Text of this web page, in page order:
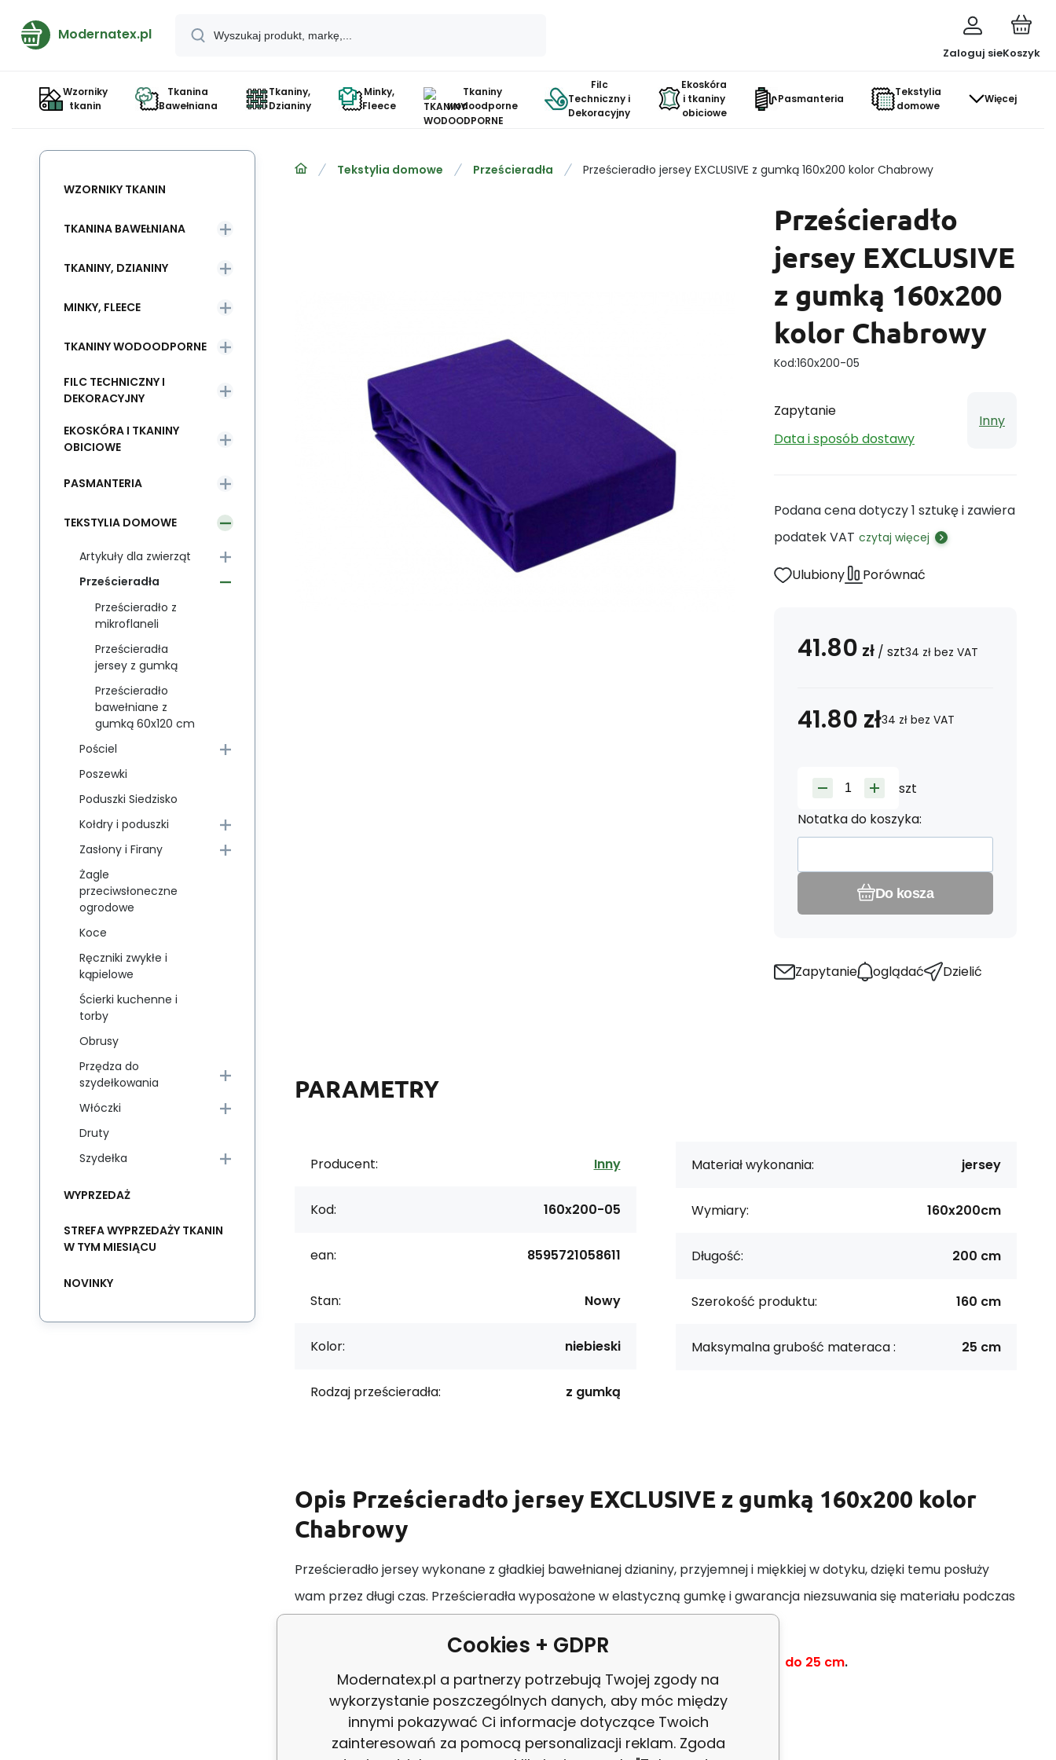
Modernatex.pl
Zaloguj sieKoszyk
Wzorniky
tkanin
Tkanina
Bawełniana
Tkaniny,
Dzianiny
Minky,
Fleece
Tkaniny
wodoodporne
Filc
Techniczny i
Dekoracyjny
Ekoskóra
i tkaniny
obiciowe
Pasmanteria
Tekstylia
domowe
Więcej
Tekstylia domowe Prześcieradła Prześcieradło jersey EXCLUSIVE z gumką 160x200 kolor Chabrowy
Prześcieradło
jersey EXCLUSIVE
z gumką 160x200
kolor Chabrowy
Kod:160x200-05
Zapytanie
Data i sposób dostawy
Inny
Podana cena dotyczy 1 sztukę i zawiera
podatek VAT czytaj więcej
Ulubiony Porównać
41.80 zł / szt34 zł bez VAT
41.80 zł34 zł bez VAT
szt
Notatka do koszyka:
Do kosza
Zapytanie oglądać Dzielić
PARAMETRY
Producent: Inny
Kod: 160x200-05
ean: 8595721058611
Stan: Nowy
Kolor: niebieski
Rodzaj prześcieradła: z gumką
Materiał wykonania: jersey
Wymiary: 160x200cm
Długość: 200 cm
Szerokość produktu: 160 cm
Maksymalna grubość materaca : 25 cm
Opis Prześcieradło jersey EXCLUSIVE z gumką 160x200 kolor
Chabrowy
Prześcieradło jersey wykonane z gładkiej bawełnianej dzianiny, przyjemnej i miękkiej w dotyku, dzięki temu posłuży
wam przez długi czas. Prześcieradła wyposażone w elastyczną gumkę i gwarancja niezsuwania się materiału podczas
do 25 cm.
Pielęgnacja prześcieradła :
Prać w temperaturze do 40°C
WZORNIKY TKANIN
TKANINA BAWEŁNIANA
TKANINY, DZIANINY
MINKY, FLEECE
TKANINY WODOODPORNE
FILC TECHNICZNY I
DEKORACYJNY
EKOSKÓRA I TKANINY
OBICIOWE
PASMANTERIA
TEKSTYLIA DOMOWE
Artykuły dla zwierząt
Prześcieradła
Prześcieradło z
mikroflaneli
Prześcieradła
jersey z gumką
Prześcieradło
bawełniane z
gumką 60x120 cm
Pościel
Poszewki
Poduszki Siedzisko
Kołdry i poduszki
Zasłony i Firany
Żagle
przeciwsłoneczne
ogrodowe
Koce
Ręczniki zwykłe i
kąpielowe
Ścierki kuchenne i
torby
Obrusy
Przędza do
szydełkowania
Włóczki
Druty
Szydełka
WYPRZEDAŻ
STREFA WYPRZEDAŻY TKANIN
W TYM MIESIĄCU
NOVINKY
Cookies + GDPR
Modernatex.pl a partnerzy potrzebują Twojej zgody na
wykorzystanie poszczególnych danych, aby móc między
innymi pokazywać Ci informacje dotyczące Twoich
zainteresowań za pomocą personalizacji reklam. Zgoda